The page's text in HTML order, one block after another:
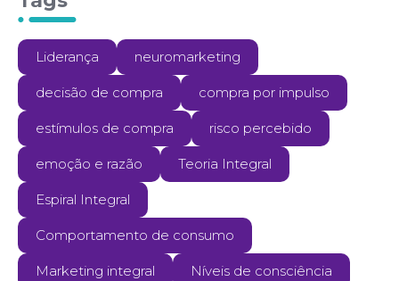
Liderança neuromarketing
decisão de compra compra por impulso
estímulos de compra risco percebido
emoção e razão Teoria Integral
Espiral Integral
Comportamento de consumo
Marketing integral Níveis de consciência